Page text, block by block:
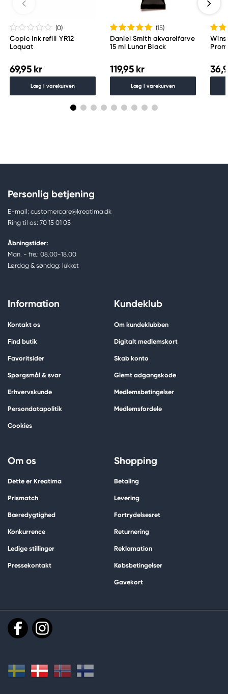
Sophialaan 46
info@royaltalens.com
+31 (0)55 527 4700
(0)
Copic Ink refill YR12
Loquat
69,95 kr
Læg i varekurven
(15)
Daniel Smith akvarelfarve
15 ml Lunar Black
119,95 kr
Læg i varekurven
Personlig betjening
E-mail: customercare@kreatima.dk
Ring til os: 70 15 01 05
Åbningstider:
Man. - fre.: 08.00-18.00
Lørdag & søndag: lukket
Information
Kontakt os
Find butik
Favoritsider
Spørgsmål & svar
Erhvervskunde
Persondatapolitik
Cookies
Kundeklub
Om kundeklubben
Digitalt medlemskort
Skab konto
Glemt adgangskode
Medlemsbetingelser
Medlemsfordele
Om os
Dette er Kreatima
Prismatch
Bæredygtighed
Konkurrence
Ledige stillinger
Pressekontakt
Shopping
Betaling
Levering
Fortrydelsesret
Returnering
Reklamation
Købsbetingelser
Gavekort